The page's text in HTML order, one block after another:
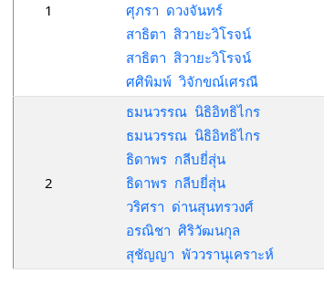
1
ศุภรา ดวงจันทร์
สาธิตา สิวายะวิโรจน์
สาธิตา สิวายะวิโรจน์
ศศิพิมพ์ วิจักขณ์เศรณี
2
ธมนวรรณ นิธิอิทธิไกร
ธมนวรรณ นิธิอิทธิไกร
ธิดาพร กลีบยี่สุ่น
ธิดาพร กลีบยี่สุ่น
วริศรา ด่านสุนทรวงศ์
อรณิชา ศิริวัฒนกุล
สุชัญญา พัววรานุเคราะห์